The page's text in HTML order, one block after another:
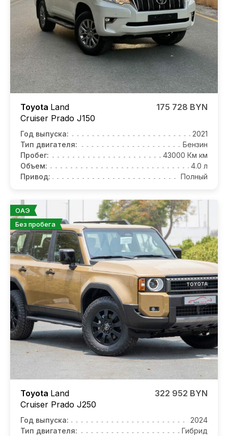
Toyota Land
Cruiser Prado J150
175 728 BYN
Год выпуска:
2021
Тип двигателя:
Бензин
Пробег:
43000 Км км
Объем:
4.0 л
Привод:
Полный
ОАЭ
Без пробега
Toyota Land
Cruiser Prado J250
322 952 BYN
Год выпуска:
2024
Тип двигателя:
Гибрид